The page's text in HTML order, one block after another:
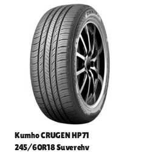
Kumho CRUGEN HP71
245/60R18 Suverehv